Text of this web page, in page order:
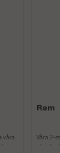
våra
Ram
Våra 2-